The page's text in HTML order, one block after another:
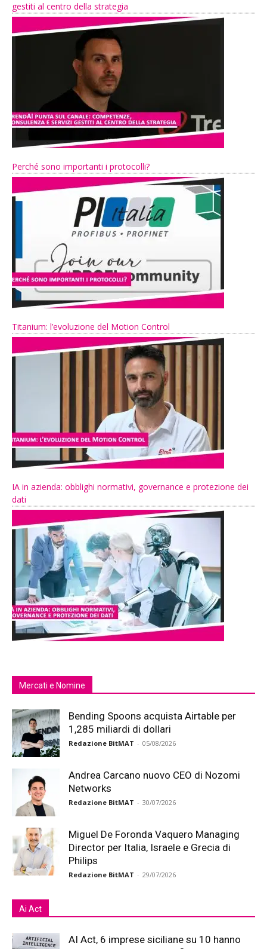
gestiti al centro della strategia
Perché sono importanti i protocolli?
Titanium: l’evoluzione del Motion Control
IA in azienda: obblighi normativi, governance e protezione dei
dati
Mercati e Nomine
Bending Spoons acquista Airtable per
1,285 miliardi di dollari
Redazione BitMAT - 05/08/2026
Andrea Carcano nuovo CEO di Nozomi
Networks
Redazione BitMAT - 30/07/2026
Miguel De Foronda Vaquero Managing
Director per Italia, Israele e Grecia di
Philips
Redazione BitMAT - 29/07/2026
Ai Act
AI Act, 6 imprese siciliane su 10 hanno